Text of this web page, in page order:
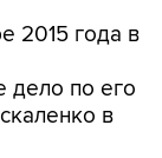
2015 года в
дело по его
в